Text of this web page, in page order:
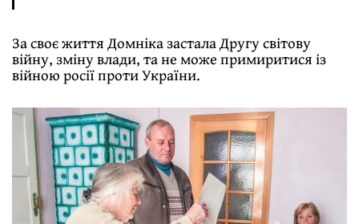
За своє життя Домніка застала Другу світову
війну, зміну влади, та не може примиритися із
війною росії проти України.